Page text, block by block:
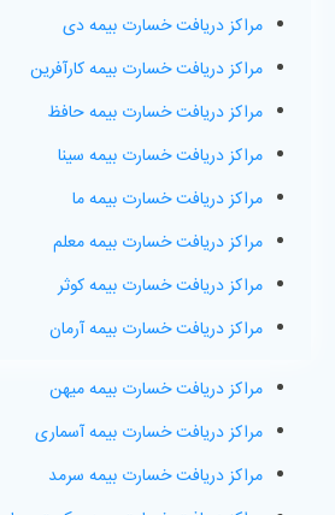
مراکز دریافت خسارت بیمه دی
مراکز دریافت خسارت بیمه کارآفرین
مراکز دریافت خسارت بیمه حافظ
مراکز دریافت خسارت بیمه سینا
مراکز دریافت خسارت بیمه ما
مراکز دریافت خسارت بیمه معلم
مراکز دریافت خسارت بیمه کوثر
مراکز دریافت خسارت بیمه آرمان
مراکز دریافت خسارت بیمه میهن
مراکز دریافت خسارت بیمه آسماری
مراکز دریافت خسارت بیمه سرمد